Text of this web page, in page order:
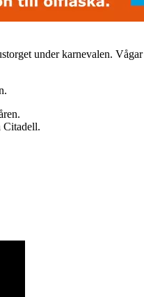
under karnevalen.
Citadell.